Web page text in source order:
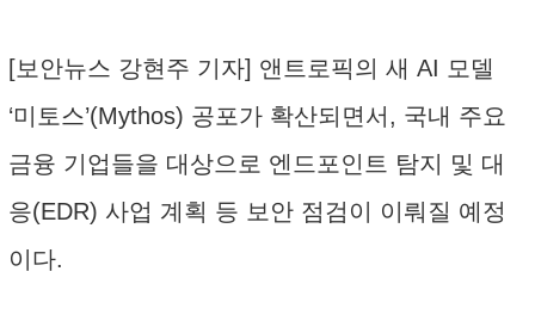
[보안뉴스 강현주 기자] 앤트로픽의 새 AI 모델
‘미토스’(Mythos) 공포가 확산되면서, 국내 주요
금융 기업들을 대상으로 엔드포인트 탐지 및 대
응(EDR) 사업 계획 등 보안 점검이 이뤄질 예정
이다.